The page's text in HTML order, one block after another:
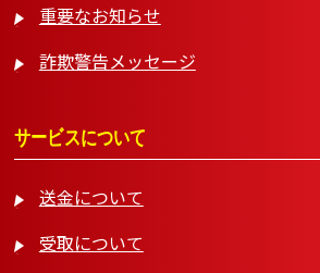
重要なお知らせ
詐欺警告メッセージ
サービスについて
送金について
受取について